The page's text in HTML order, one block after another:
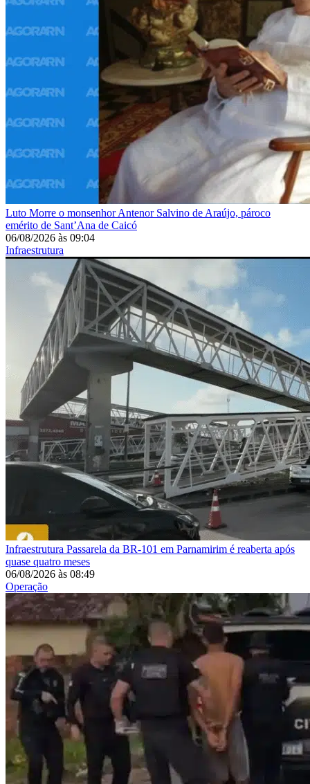
Luto Morre o monsenhor Antenor Salvino de Araújo, pároco
emérito de Sant’Ana de Caicó
06/08/2026 às 09:04
Infraestrutura
Infraestrutura Passarela da BR-101 em Parnamirim é reaberta após
quase quatro meses
06/08/2026 às 08:49
Operação